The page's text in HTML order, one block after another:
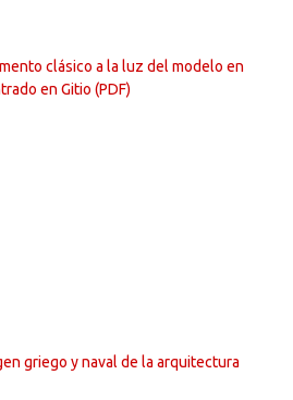
clásico a la luz del modelo en
en Gitio (PDF)
griego y naval de la arquitectura